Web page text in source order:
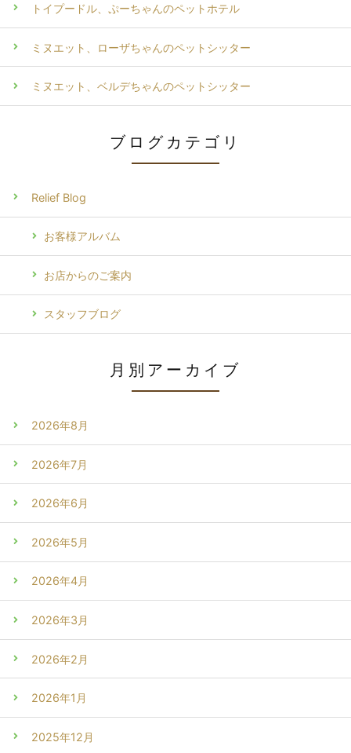
トイプードル、ぷーちゃんのペットホテル
ミヌエット、ローザちゃんのペットシッター
ミヌエット、ベルデちゃんのペットシッター
ブログカテゴリ
Relief Blog
お客様アルバム
お店からのご案内
スタッフブログ
月別アーカイブ
2026年8月
2026年7月
2026年6月
2026年5月
2026年4月
2026年3月
2026年2月
2026年1月
2025年12月